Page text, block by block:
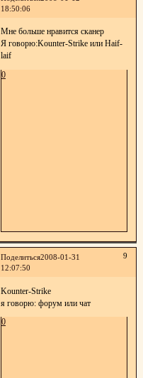
18:50:06
Мне больше нравится сканер
Я говорю:Kounter-Strike или Haif-
laif
0
Поделиться 9
2008-01-31
12:07:50
Kounter-Strike
я говорю: форум или чат
0